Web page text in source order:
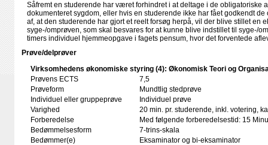
Såfremt en studerende har været forhindret i at deltage i de obligatoriske
dokumenteret sygdom, eller hvis en studerende ikke har fået godkendt
af, at den studerende har gjort et reelt forsøg herpå, vil der blive stillet en
syge-/omprøven, som skal besvares for at kunne blive indstillet til syge-/
timers individuel hjemmeopgave i fagets pensum, hvor det forventede
Prøve/delprøver
Virksomhedens økonomiske styring (4): Økonomisk Teori og
Prøvens ECTS
7,5
Prøveform
Mundtlig stedprøve
Individuel eller gruppeprøve
Individuel prøve
Varighed
20 min. pr. studerende, inkl. votering,
Forberedelse
Med følgende forberedelsestid: 15
Bedømmelsesform
7-trins-skala
Bedømmer(e)
Eksaminator og bi-eksaminator